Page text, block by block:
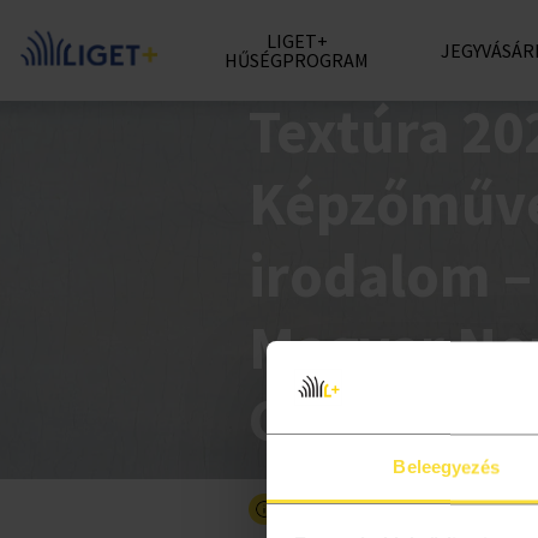
Beleegyezés
LIGET+
HŰSÉGPROGRAM
Magyar Nemzeti Galéria
irodalom
Magyar
Galériában
Választható időpontokban
Részletesebben a